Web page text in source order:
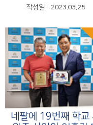
작성일 : 2023.03.25
네팔에 19번째 학교